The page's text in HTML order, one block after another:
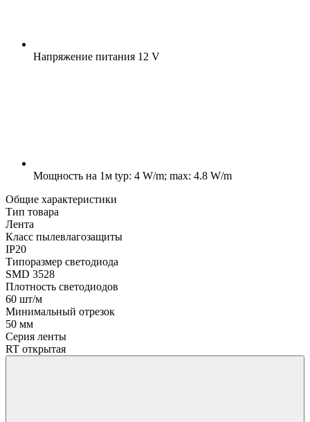
Напряжение питания 12 V
Мощность на 1м typ: 4 W/m; max: 4.8 W/m
Общие характеристики
Тип товара
Лента
Класс пылевлагозащиты
IP20
Типоразмер светодиода
SMD 3528
Плотность светодиодов
60 шт/м
Минимальный отрезок
50 мм
Серия ленты
RT открытая